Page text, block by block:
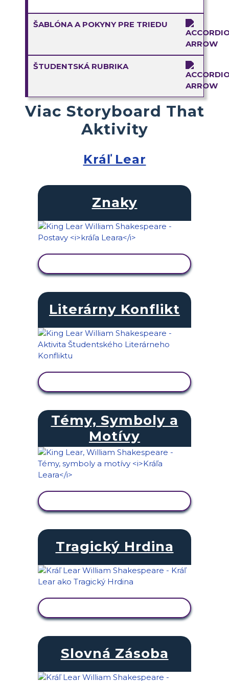
ŠABLÓNA A POKYNY PRE TRIEDU
ŠTUDENTSKÁ RUBRIKA
Viac Storyboard That
Aktivity
Kráľ Lear
Znaky
Literárny Konflikt
Témy, Symboly a
Motívy
Tragický Hrdina
Slovná Zásoba